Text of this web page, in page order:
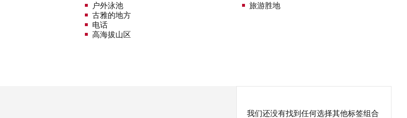
户外泳池
古雅的地方
电话
高海拔山区
旅游胜地
我们还没有找到任何选择其他标签组合